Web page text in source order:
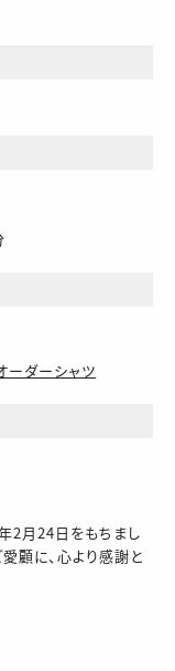
ーダーシャツ
2月24日をもちまし
顧に、心より感謝と